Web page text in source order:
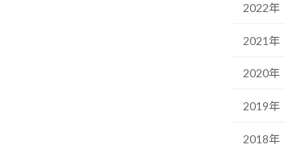
2022年
2021年
2020年
2019年
2018年